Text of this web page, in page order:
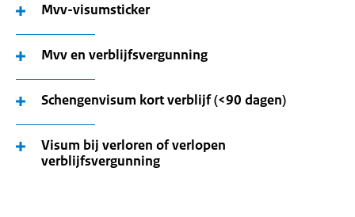
Mvv-visumsticker
Mvv en verblijfsvergunning
Schengenvisum kort verblijf (<90 dagen)
Visum bij verloren of verlopen
verblijfsvergunning